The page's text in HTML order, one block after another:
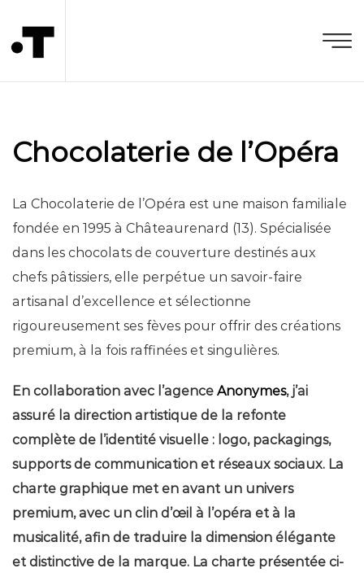
Chocolaterie de l’Opéra
La Chocolaterie de l’Opéra est une maison familiale
fondée en 1995 à Châteaurenard (13). Spécialisée
dans les chocolats de couverture destinés aux
chefs pâtissiers, elle perpétue un savoir-faire
artisanal d’excellence et sélectionne
rigoureusement ses fèves pour offrir des créations
premium, à la fois raffinées et singulières.
En collaboration avec l’agence Anonymes, j’ai
assuré la direction artistique de la refonte
complète de l’identité visuelle : logo, packagings,
supports de communication et réseaux sociaux. La
charte graphique met en avant un univers
premium, avec un clin d’œil à l’opéra et à la
musicalité, afin de traduire la dimension élégante
et distinctive de la marque. La charte présentée ci-